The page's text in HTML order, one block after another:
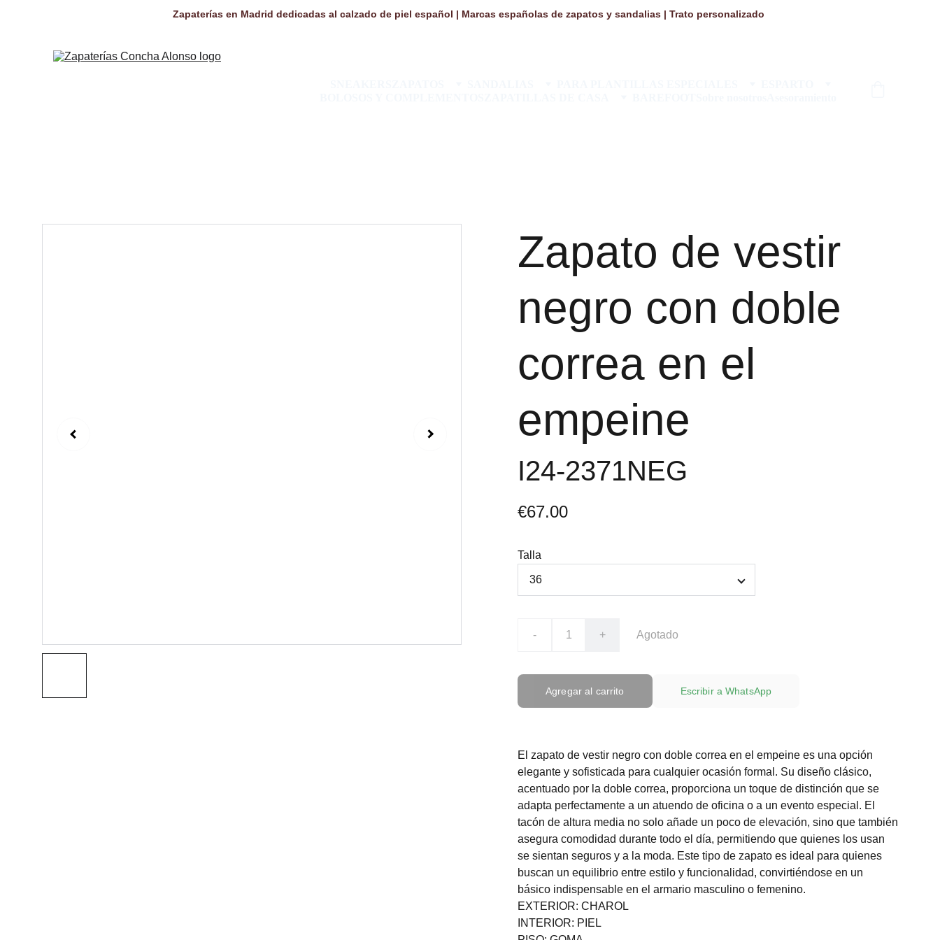
Zapaterías en Madrid dedicadas al calzado de piel español | Marcas españolas de zapatos y sandalias | Trato personalizado
Zapato de vestir
negro con doble
correa en el
empeine
I24-2371NEG
€67.00
Talla
- + Agotado
Agregar al carrito Escribir a WhatsApp
El zapato de vestir negro con doble correa en el empeine es una opción
elegante y sofisticada para cualquier ocasión formal. Su diseño clásico,
acentuado por la doble correa, proporciona un toque de distinción que se
adapta perfectamente a un atuendo de oficina o a un evento especial. El
tacón de altura media no solo añade un poco de elevación, sino que también
asegura comodidad durante todo el día, permitiendo que quienes los usan
se sientan seguros y a la moda. Este tipo de zapato es ideal para quienes
buscan un equilibrio entre estilo y funcionalidad, convirtiéndose en un
básico indispensable en el armario masculino o femenino.
EXTERIOR: CHAROL
INTERIOR: PIEL